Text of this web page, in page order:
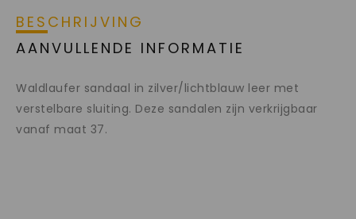
BESCHRIJVING
AANVULLENDE INFORMATIE
Waldlaufer sandaal in zilver/lichtblauw leer met
verstelbare sluiting. Deze sandalen zijn verkrijgbaar
vanaf maat 37.